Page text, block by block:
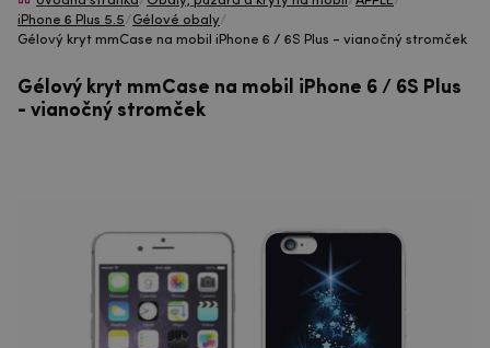
iPhone 6 Plus 5.5/Gélové obaly/
Gélový kryt mmCase na mobil iPhone 6 / 6S Plus - vianočný stromček
Gélový kryt mmCase na mobil iPhone 6 / 6S Plus
- vianočný stromček